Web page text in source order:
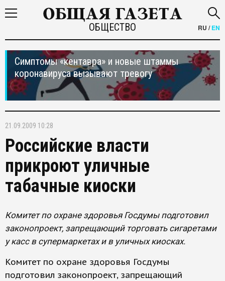
ОБЩЕСТВО RU /EN
Симптомы «кентавра» и новые штаммы
коронавируса вызывают тревогу
21.09.2009 10:28
Российские власти
прикроют уличные
табачные киоски
Комитет по охране здоровья Госдумы подготовил
законопроект, запрещающий торговать сигаретами
у касс в супермаркетах и в уличных киосках.
Комитет по охране здоровья Госдумы
подготовил законопроект, запрещающий